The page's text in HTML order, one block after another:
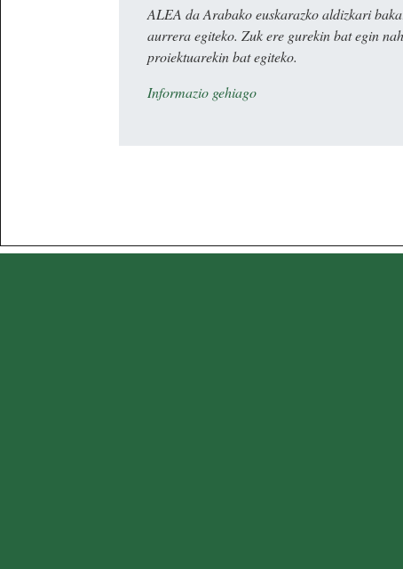
ALEA da Arabako euskarazko aldizkari
aurrera egiteko. Zuk ere gurekin bat egin
proiektuarekin bat egiteko.
Informazio gehiago